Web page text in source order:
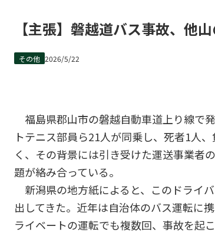
【主張】磐越道バス事故、他
その他 2026/5/22
福島県郡山市の磐越自動車道上り線で
トテニス部員ら21人が同乗し、死者1人
く、その背景には引き受けた運送事業者
題が絡み合っている。
新潟県の地方紙によると、このドライ
出してきた。近年は自治体のバス運転に
ライベートの運転でも複数回、事故を起